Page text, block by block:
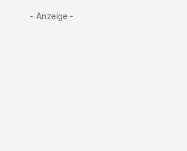
- Anzeige -